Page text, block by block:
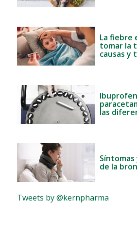
La fiebre
tomar la
causas y
las
de la
Tweets by @kernpharma